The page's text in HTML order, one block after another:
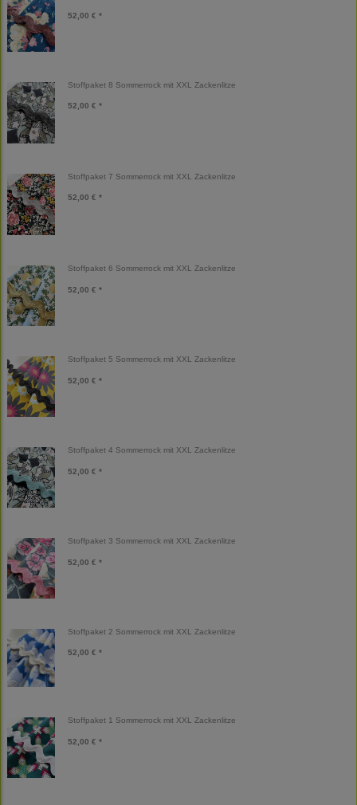
52,00 € *
Stoffpaket 8 Sommerrock mit XXL Zackenlitze
52,00 € *
Stoffpaket 7 Sommerrock mit XXL Zackenlitze
52,00 € *
Stoffpaket 6 Sommerrock mit XXL Zackenlitze
52,00 € *
Stoffpaket 5 Sommerrock mit XXL Zackenlitze
52,00 € *
Stoffpaket 4 Sommerrock mit XXL Zackenlitze
52,00 € *
Stoffpaket 3 Sommerrock mit XXL Zackenlitze
52,00 € *
Stoffpaket 2 Sommerrock mit XXL Zackenlitze
52,00 € *
Stoffpaket 1 Sommerrock mit XXL Zackenlitze
52,00 € *